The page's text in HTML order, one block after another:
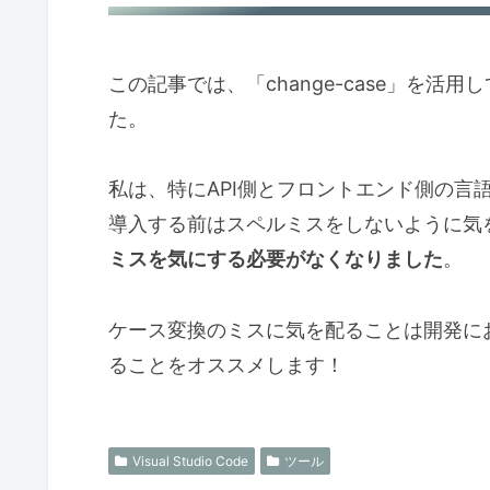
この記事では、「change-case」を活用
た。
私は、特にAPI側とフロントエンド側の言
導入する前はスペルミスをしないように
ミスを気にする必要がなくなりました。
ケース変換のミスに気を配ることは開発
ることをオススメします！
Visual Studio Code ツール